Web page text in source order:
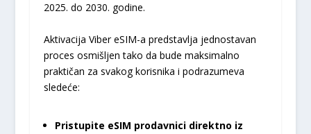
2025. do 2030. godine.
Aktivacija Viber eSIM-a predstavlja jednostavan
proces osmišljen tako da bude maksimalno
praktičan za svakog korisnika i podrazumeva
sledeće:
Pristupite eSIM prodavnici direktno iz